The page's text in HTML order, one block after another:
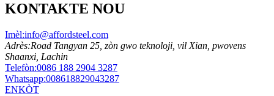
KONTAKTE NOU
Imèl:info@affordsteel.com
Adrès:Road Tangyan 25, zòn gwo teknoloji, vil Xian, pwovens
Shaanxi, Lachin
Telefòn:0086 188 2904 3287
Whatsapp:008618829043287
ENKÒT